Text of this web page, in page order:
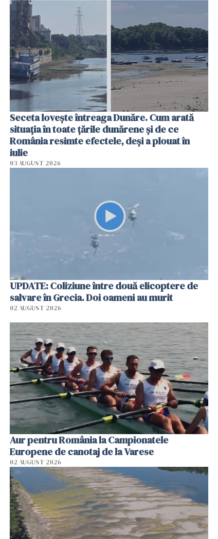
Seceta lovește întreaga Dunăre. Cum arată
situația în toate țările dunărene și de ce
România resimte efectele, deși a plouat în
iulie
03 AUGUST 2026
UPDATE: Coliziune între două elicoptere de
salvare în Grecia. Doi oameni au murit
02 AUGUST 2026
Aur pentru România la Campionatele
Europene de canotaj de la Varese
02 AUGUST 2026